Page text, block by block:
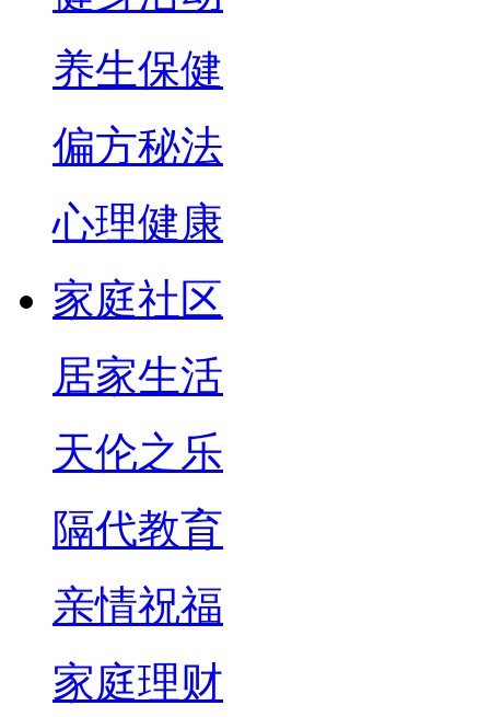
养生保健
偏方秘法
心理健康
家庭社区
居家生活
天伦之乐
隔代教育
亲情祝福
家庭理财